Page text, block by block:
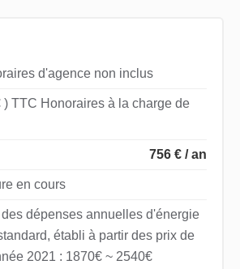
d'agence non inclus
) TTC Honoraires à la charge de
756 € / an
en cours
dépenses annuelles d'énergie
établi à partir des prix de
2021 : 1870€ ~ 2540€